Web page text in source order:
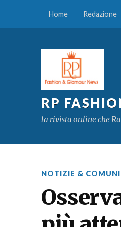
Home Redazione
RP
la rivista online che
NOTIZIE &